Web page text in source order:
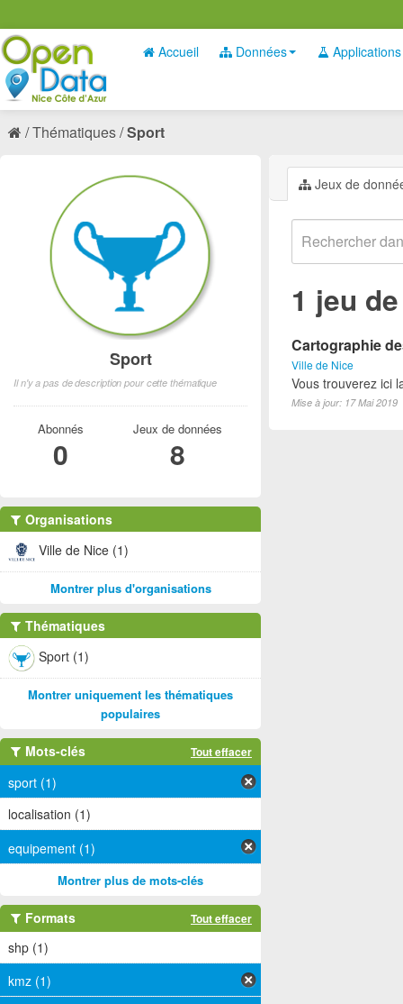
Accueil Données Applications
Thématiques Sport
Jeux de
1 jeu
Cartographie
Ville de Nice
Vous trouverez ici
Mise à jour: 17 Mai 2019
Sport
Il n'y a pas de description pour cette thématique
Abonnés
0
Jeux de données
8
Organisations
Ville de Nice (1)
Montrer plus d'organisations
Thématiques
Sport (1)
Montrer uniquement les thématiques
populaires
Mots-clés Tout effacer
sport (1)
localisation (1)
equipement (1)
Montrer plus de mots-clés
Formats Tout effacer
shp (1)
kmz (1)